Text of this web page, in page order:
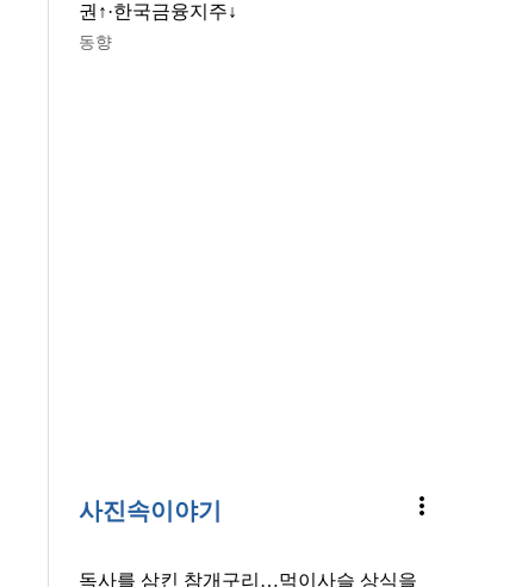
권↑·한국금융지주↓
동향
사진속이야기 more_vert
독사를 삼킨 참개구리…먹이사슬 상식을